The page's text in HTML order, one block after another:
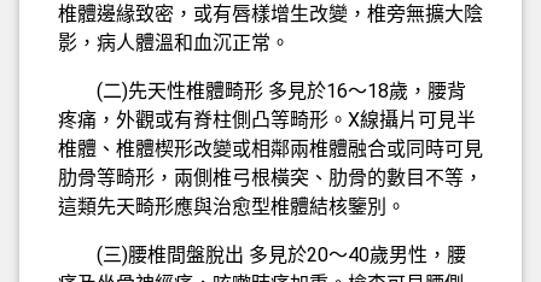
椎體邊緣致密，或有唇樣增生改變，椎旁無擴大陰
影，病人體溫和血沉正常。
(二)先天性椎體畸形 多見於16～18歲，腰背
疼痛，外觀或有脊柱側凸等畸形。X線攝片可見半
椎體、椎體楔形改變或相鄰兩椎體融合或同時可見
肋骨等畸形，兩側椎弓根橫突、肋骨的數目不等，
這類先天畸形應與治愈型椎體結核鑒別。
(三)腰椎間盤脫出 多見於20～40歲男性，腰